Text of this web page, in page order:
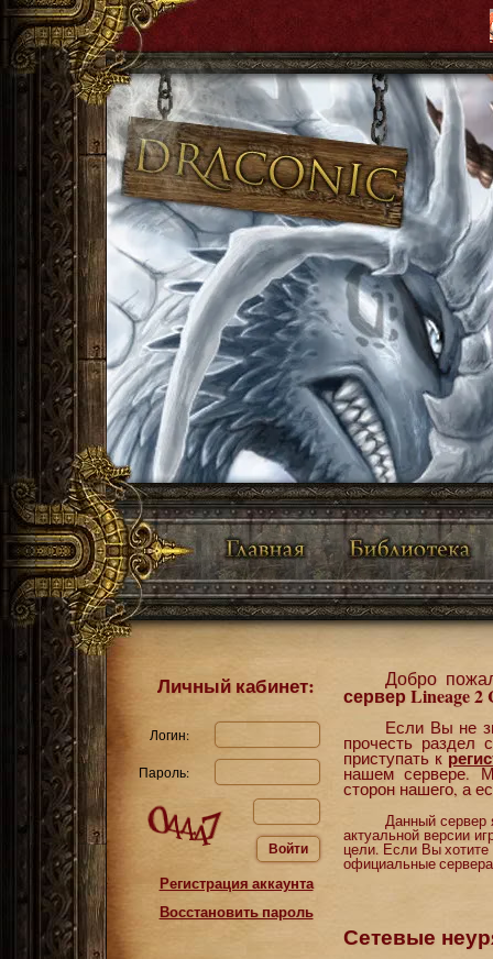
Личный кабинет:
Логин:
Пароль:
Войти
Регистрация аккаунта
Восстановить пароль
Добро
сервер Lineage 2
Если Вы не
прочесть раздел
приступать к
нашем сервере.
сторон нашего, а
Данный сервер
актуальной версии
цели. Если Вы хотите
официальные
Сетевые